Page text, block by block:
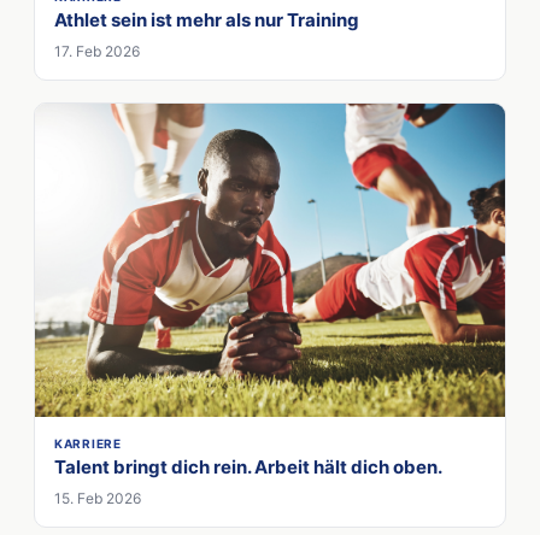
Athlet sein ist mehr als nur Training
17. Feb 2026
KARRIERE
Talent bringt dich rein. Arbeit hält dich oben.
15. Feb 2026